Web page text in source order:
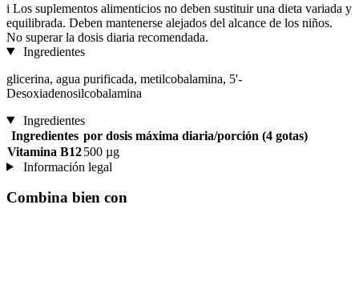
i Los suplementos alimenticios no deben sustituir una dieta variada y
equilibrada. Deben mantenerse alejados del alcance de los niños.
No superar la dosis diaria recomendada.
Ingredientes
glicerina, agua purificada, metilcobalamina, 5'-
Desoxiadenosilcobalamina
Ingredientes
Ingredientes por dosis máxima diaria/porción (4 gotas)
Vitamina B12500 µg
Información legal
Combina bien con